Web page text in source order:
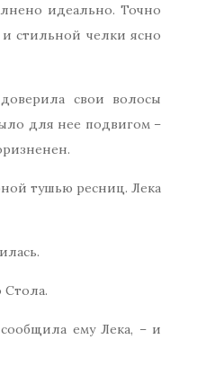
идеально. Точно
стильной челки ясно
свои волосы
для нее подвигом –
тушью ресниц. Лека
Стола.
ему Лека, – и